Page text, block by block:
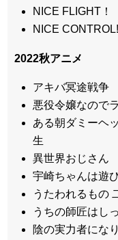
NICE FLIGHT！
NICE CONTROL!
2022秋アニメ
アキバ冥途戦争
悪役令嬢なので
ある朝ダミーヘ
生
異世界おじさん
宇崎ちゃんは遊
うたわれるもの
うちの師匠はし
陰の実力者にな